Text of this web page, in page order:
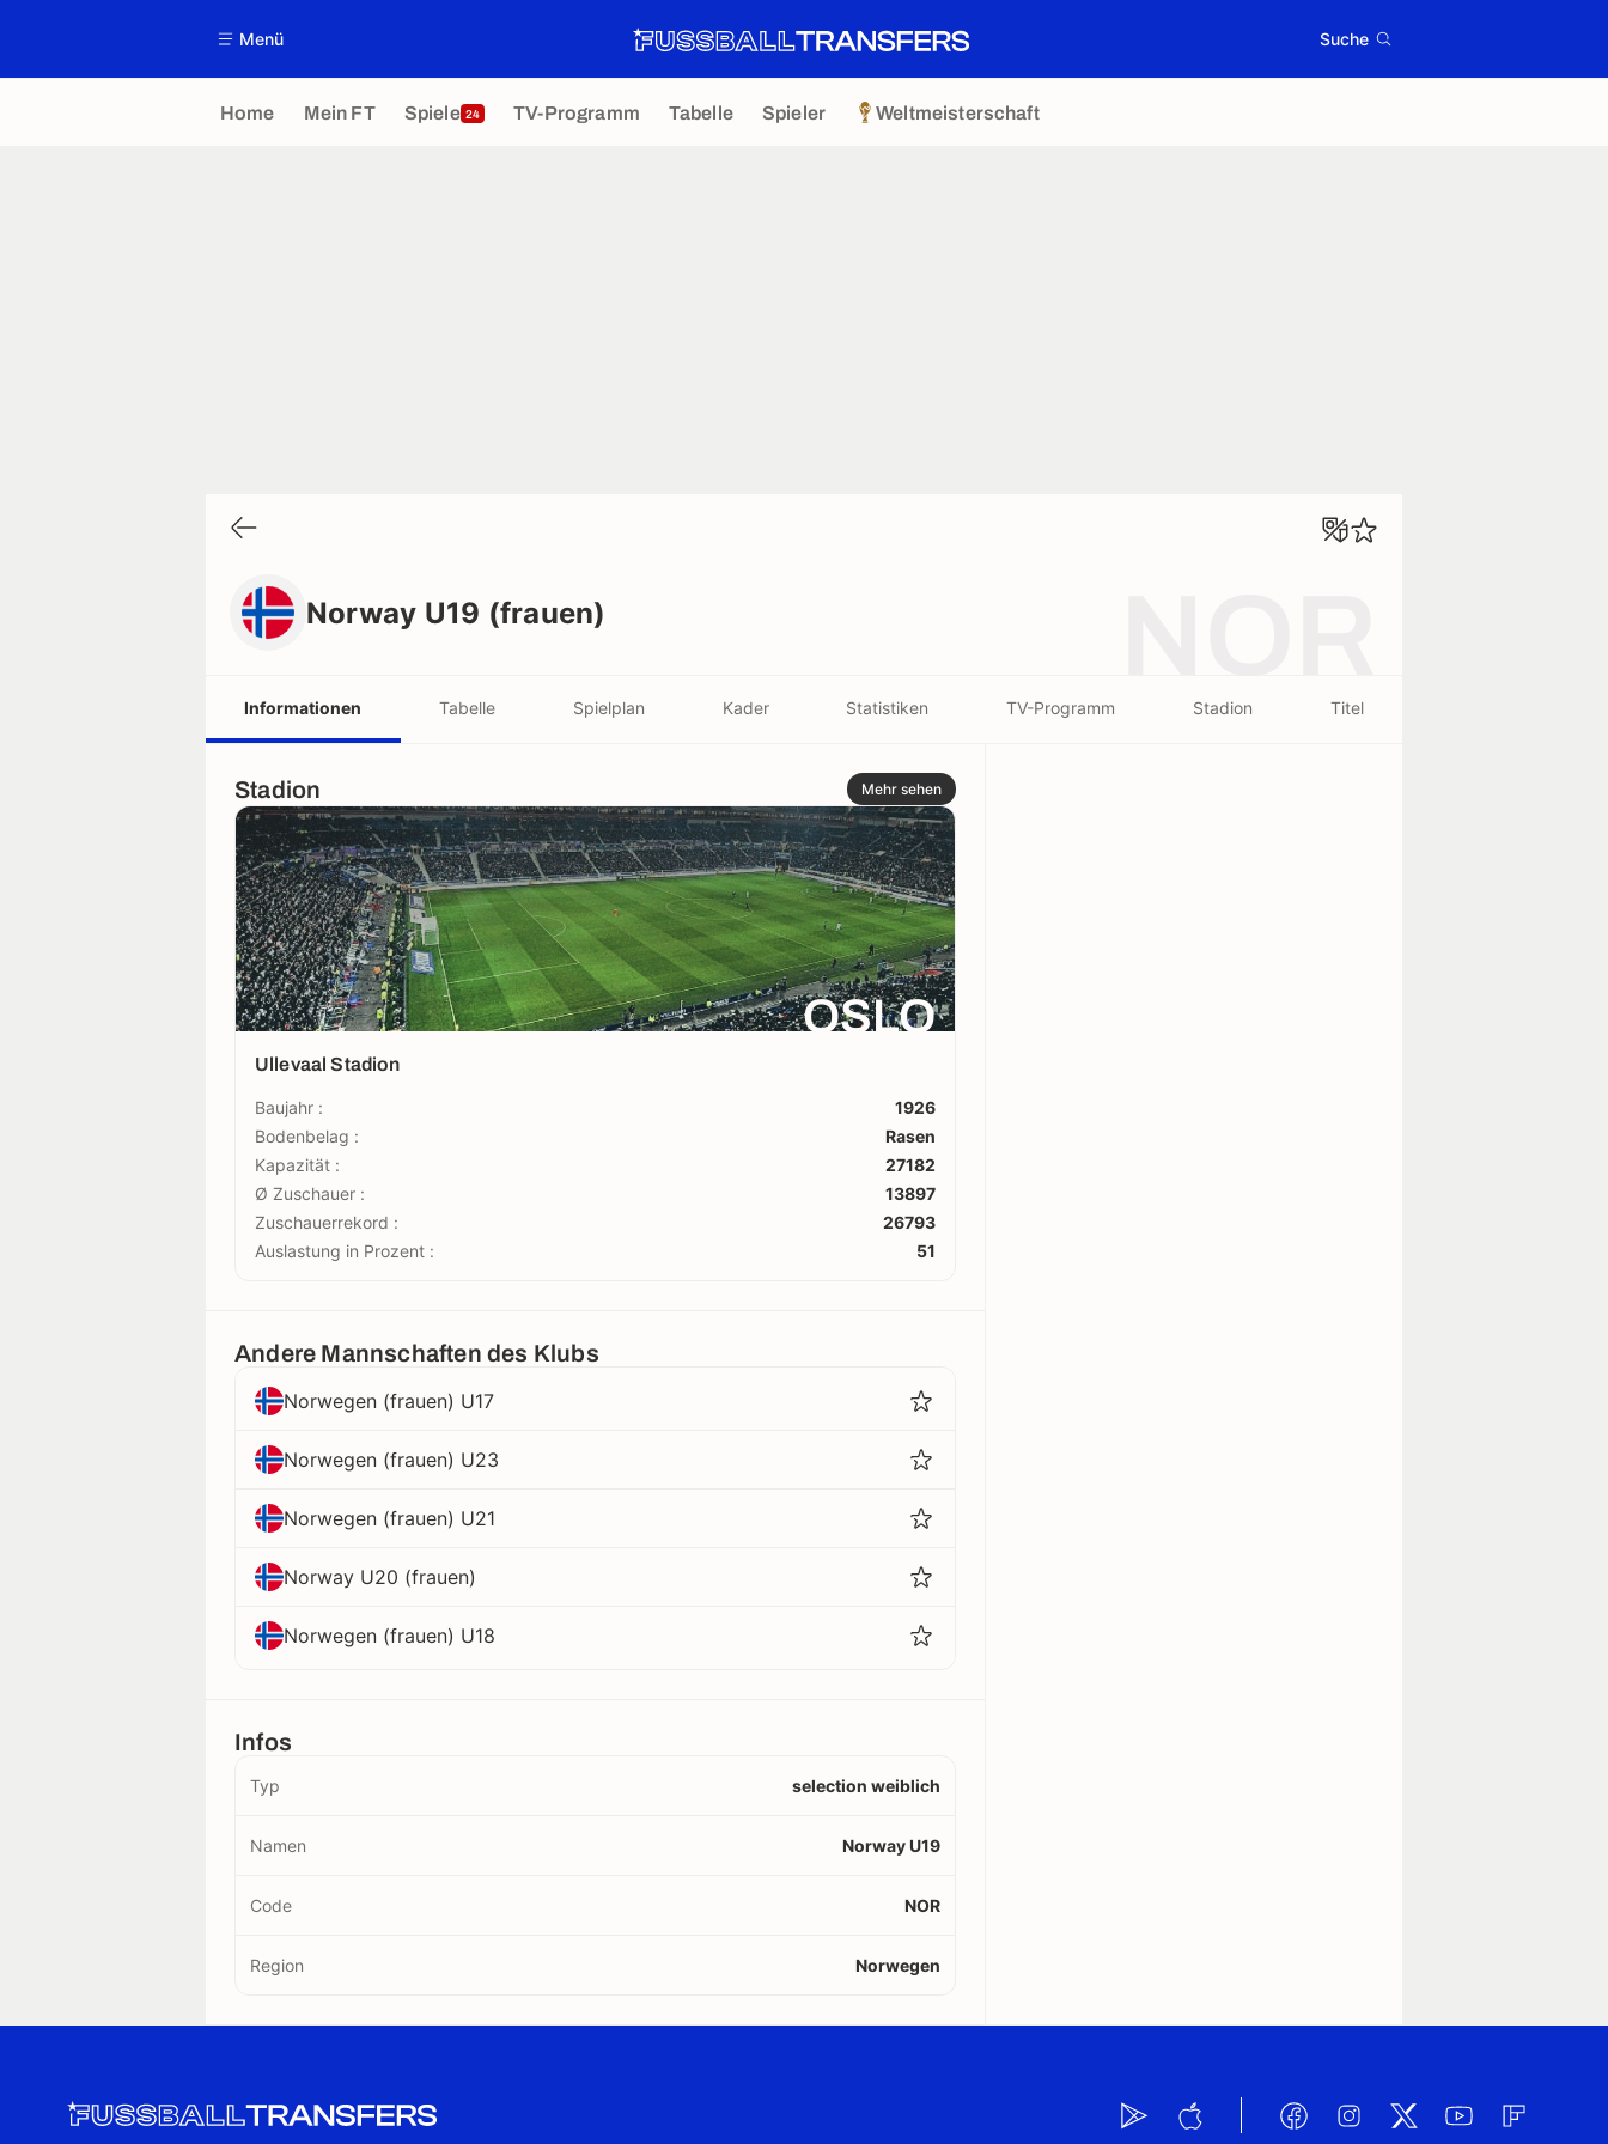
Menü Suche
Home Mein FT Spiele 24 TV-Programm Tabelle Spieler Weltmeisterschaft
Norway U19 (frauen)
Informationen Tabelle Spielplan Kader Statistiken TV-Programm Stadion Titel
Stadion Mehr sehen
OSLO
Ullevaal Stadion
Baujahr :
1926
Bodenbelag :
Rasen
Kapazität :
27182
Ø Zuschauer :
13897
Zuschauerrekord :
26793
Auslastung in Prozent :
51
Andere Mannschaften des Klubs
Norwegen (frauen) U17
Norwegen (frauen) U23
Norwegen (frauen) U21
Norway U20 (frauen)
Norwegen (frauen) U18
Infos
Typ selection weiblich
Namen Norway U19
Code NOR
Region Norwegen